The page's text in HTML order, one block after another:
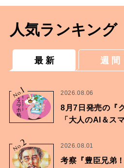
人気ランキング
最 新 週 間
No.
1 2026.08.06
8月7日発売の『
「大人のAI＆ス
No.2 2026.08.01
考察『豊臣兄弟